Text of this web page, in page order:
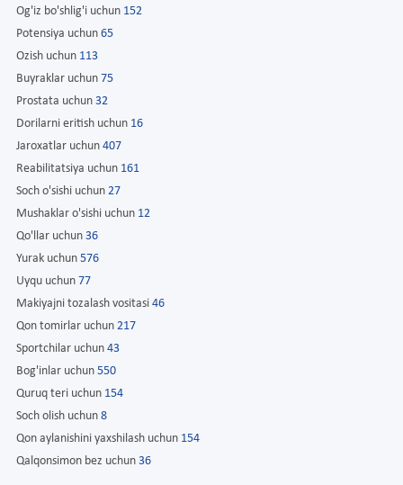
Og'iz bo'shlig'i uchun 152
Potensiya uchun 65
Ozish uchun 113
Buyraklar uchun 75
Prostata uchun 32
Dorilarni eritish uchun 16
Jaroxatlar uchun 407
Reabilitatsiya uchun 161
Soch o'sishi uchun 27
Mushaklar o'sishi uchun 12
Qo'llar uchun 36
Yurak uchun 576
Uyqu uchun 77
Makiyajni tozalash vositasi 46
Qon tomirlar uchun 217
Sportchilar uchun 43
Bog'inlar uchun 550
Quruq teri uchun 154
Soch olish uchun 8
Qon aylanishini yaxshilash uchun 154
Qalqonsimon bez uchun 36